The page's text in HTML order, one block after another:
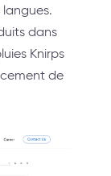
dans
Knirps
de